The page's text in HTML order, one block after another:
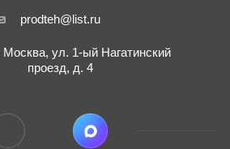
prodteh@list.ru
Москва, ул. 1-ый Нагатинский
проезд, д. 4